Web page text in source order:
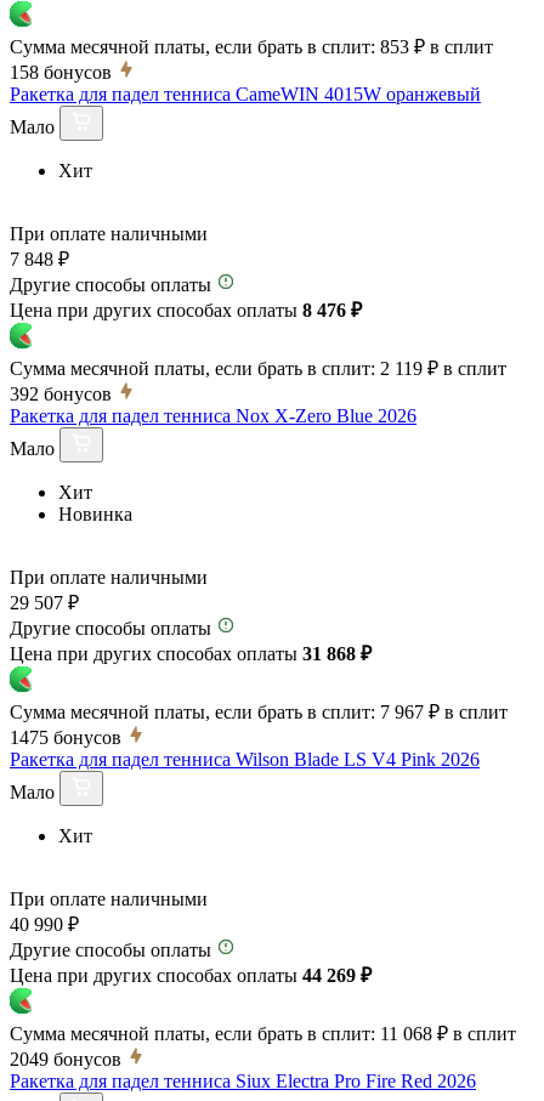
Сумма месячной платы, если брать в сплит: 853 ₽ в сплит
158 бонусов
Ракетка для падел тенниса CameWIN 4015W оранжевый
Мало
Хит
При оплате наличными
7 848 ₽
Другие способы оплаты
Цена при других способах оплаты 8 476 ₽
Сумма месячной платы, если брать в сплит: 2 119 ₽ в сплит
392 бонусов
Ракетка для падел тенниса Nox X-Zero Blue 2026
Мало
Хит
Новинка
При оплате наличными
29 507 ₽
Другие способы оплаты
Цена при других способах оплаты 31 868 ₽
Сумма месячной платы, если брать в сплит: 7 967 ₽ в сплит
1475 бонусов
Ракетка для падел тенниса Wilson Blade LS V4 Pink 2026
Мало
Хит
При оплате наличными
40 990 ₽
Другие способы оплаты
Цена при других способах оплаты 44 269 ₽
Сумма месячной платы, если брать в сплит: 11 068 ₽ в сплит
2049 бонусов
Ракетка для падел тенниса Siux Electra Pro Fire Red 2026